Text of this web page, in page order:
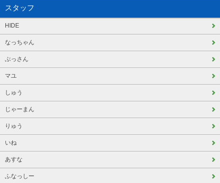
スタッフ
HIDE
なっちゃん
ぶっさん
マユ
しゅう
じゃーまん
りゅう
いね
あすな
ふなっしー